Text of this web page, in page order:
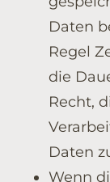
Daten
Regel
die
Recht,
Daten
Wenn